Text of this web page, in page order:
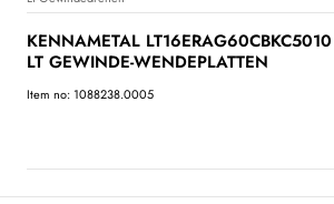
KENNAMETAL LT16ERAG60CBKC5010
LT GEWINDE-WENDEPLATTEN
Item no: 1088238.0005